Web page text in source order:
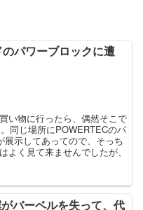
パワーブロックに遭
い物に行ったら、偶然そこで
同じ場所にPOWERTECのパ
示してあってので、そっち
よく見て来ませんでしたが、
バーベルを失って、代